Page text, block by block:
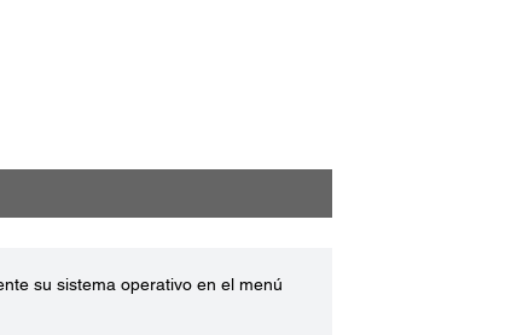
su sistema operativo en el menú